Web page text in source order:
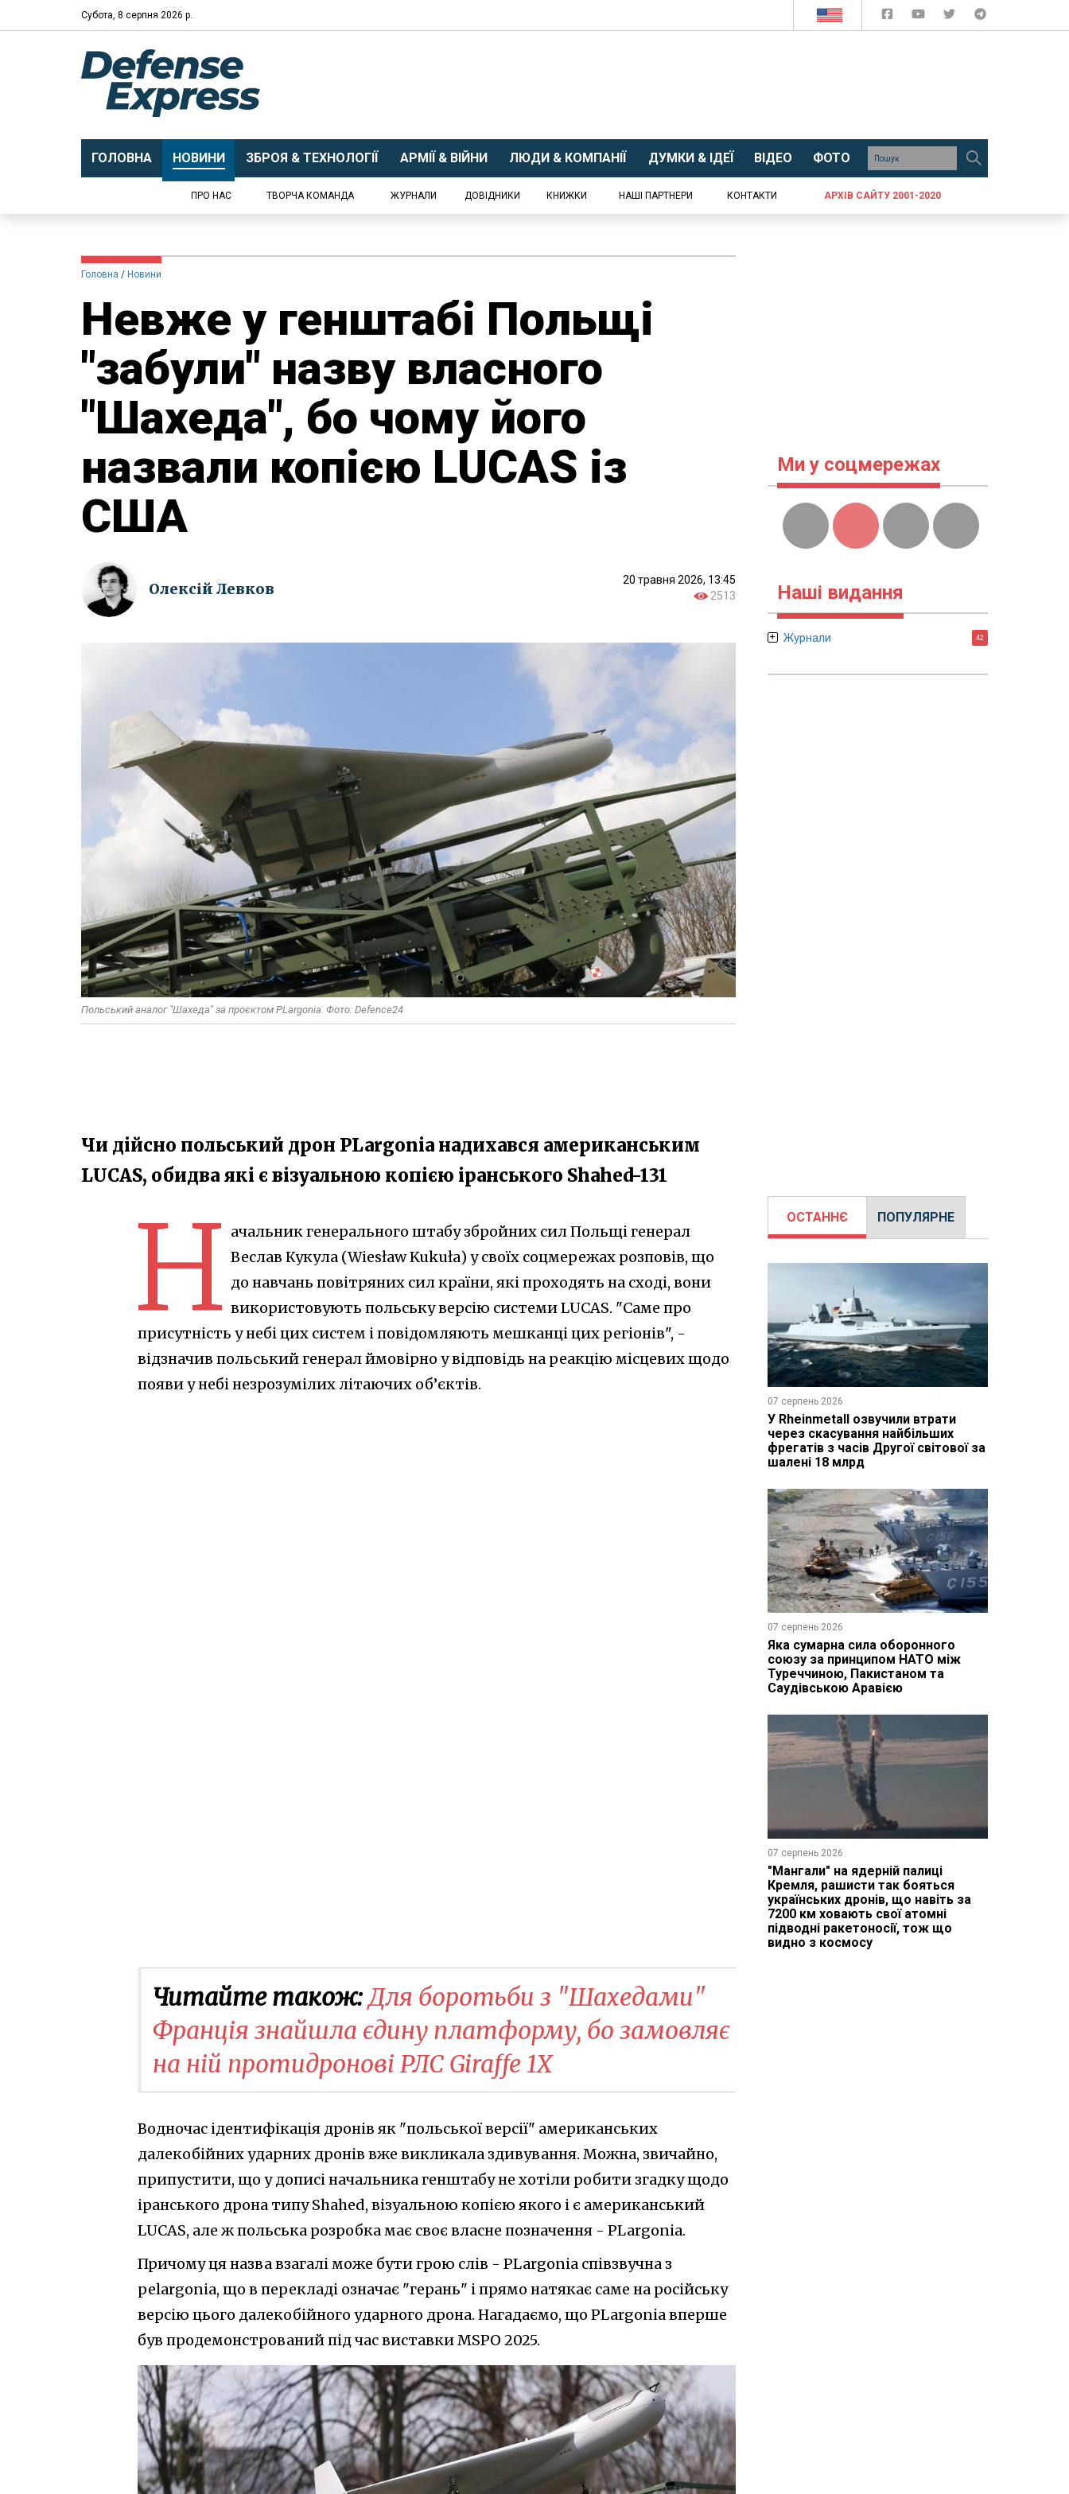
Субота, 8 серпня 2026 р.
ГОЛОВНА НОВИНИ ЗБРОЯ & ТЕХНОЛОГІЇ АРМІЇ & ВІЙНИ ЛЮДИ & КОМПАНІЇ ДУМКИ & ІДЕЇ ВІДЕО ФОТО
ПРО НАС ТВОРЧА КОМАНДА ЖУРНАЛИ ДОВІДНИКИ КНИЖКИ НАШІ ПАРТНЕРИ КОНТАКТИ АРХІВ САЙТУ 2001-2020
Головна Новини
Невже у генштабі Польщі
"забули" назву власного
"Шахеда", бо чому його
назвали копією LUCAS із
США
Олексій Левков
20 травня 2026, 13:45
2513
Польський аналог "Шахеда" за проєктом PLargonia. Фото: Defence24
Чи дійсно польський дрон PLargonia надихався американським
LUCAS, обидва які є візуальною копією іранського Shahed-131
Н ачальник генерального штабу збройних сил Польщі генерал
Веслав Кукула (Wiesław Kukuła) у своїх соцмережах розповів, що
до навчань повітряних сил країни, які проходять на сході, вони
використовують польську версію системи LUCAS. "Саме про
присутність у небі цих систем і повідомляють мешканці цих регіонів", -
відзначив польський генерал ймовірно у відповідь на реакцію місцевих щодо
появи у небі незрозумілих літаючих об’єктів.
Читайте також:Для боротьби з "Шахедами"
Франція знайшла єдину платформу, бо замовляє
на ній протидронові РЛС Giraffe 1X
Водночас ідентифікація дронів як "польської версії" американських
далекобійних ударних дронів вже викликала здивування. Можна, звичайно,
припустити, що у дописі начальника генштабу не хотіли робити згадку щодо
іранського дрона типу Shahed, візуальною копією якого і є американський
LUCAS, але ж польська розробка має своє власне позначення - PLargonia.
Причому ця назва взагалі може бути грою слів - PLargonia співзвучна з
pelargonia, що в перекладі означає "герань" і прямо натякає саме на російську
версію цього далекобійного ударного дрона. Нагадаємо, що PLargonia вперше
був продемонстрований під час виставки MSPO 2025.
Ми у соцмережах
Наші видання
Журнали 42
ОСТАННЄ ПОПУЛЯРНЕ
07 серпень 2026
У Rheinmetall озвучили втрати
через скасування найбільших
фрегатів з часів Другої світової за
шалені 18 млрд
07 серпень 2026
Яка сумарна сила оборонного
союзу за принципом НАТО між
Туреччиною, Пакистаном та
Саудівською Аравією
07 серпень 2026
"Мангали" на ядерній палиці
Кремля, рашисти так бояться
українських дронів, що навіть за
7200 км ховають свої атомні
підводні ракетоносії, тож що
видно з космосу